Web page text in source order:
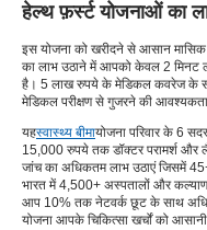
हेल्थ फ़र्स्ट योजनाओं का
इस योजना को खरीदने से आसान मासिक
का लाभ उठाने में आपको केवल 2 मिनट
है। 5 लाख रुपये के मेडिकल कवरेज के
मेडिकल परीक्षण से गुजरने की
यहस्वास्थ्य बीमायोजना परिवार के 6
15,000 रुपये तक डॉक्टर परामर्श और
जांच का अधिकतम लाभ उठाएं जिसमें
भारत में 4,500+ अस्पतालों और
आप 10% तक नेटवर्क छूट के साथ
योजना आपके चिकित्सा खर्चों को